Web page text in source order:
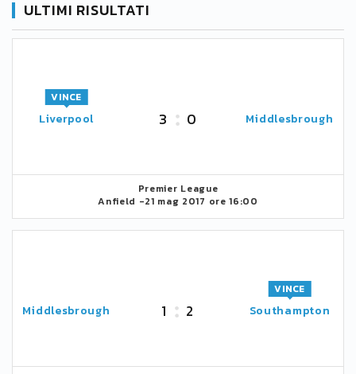
ULTIMI RISULTATI
Liverpool
VINCE
3 0 Middlesbrough
Premier League
Anfield -21 mag 2017 ore 16:00
Middlesbrough 1 2 Southampton
VINCE